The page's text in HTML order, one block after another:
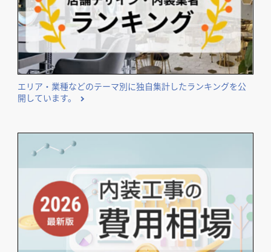
エリア・業種などのテーマ別に独自集計したランキングを公
開しています。